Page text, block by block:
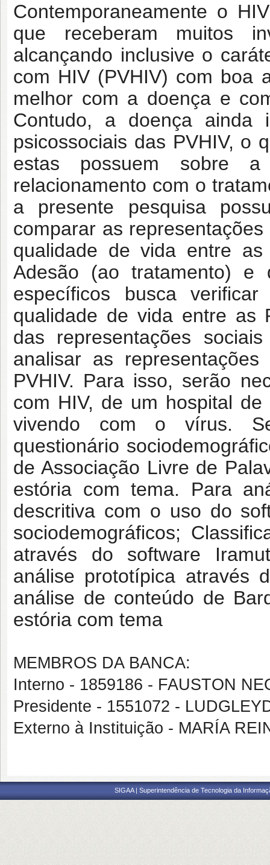
Contemporaneamente o
que receberam muitos
alcançando inclusive o
com HIV (PVHIV) com boa
melhor com a doença e
Contudo, a doença ainda
psicossociais das PVHIV, o
estas possuem sobre
relacionamento com o
a presente pesquisa
comparar as
qualidade de vida entre
Adesão (ao tratamento) e
específicos busca
qualidade de vida entre as
das representações
analisar as
PVHIV. Para isso, serão
com HIV, de um hospital
vivendo com o vírus.
questionário
de Associação Livre de
estória com tema. Para
descritiva com o uso do
sociodemográficos;
através do software
análise prototípica através
análise de conteúdo de
estória com tema
MEMBROS DA BANCA:
Interno - 1859186 - FAUSTON
Presidente - 1551072 -
Externo à Instituição - MARÍA
SIGAA | Superintendência de Tecnologia da